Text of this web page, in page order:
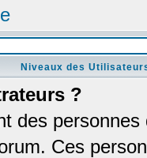
Niveaux des
?
des
Ces